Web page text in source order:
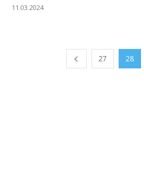
11.03.2024
27 28